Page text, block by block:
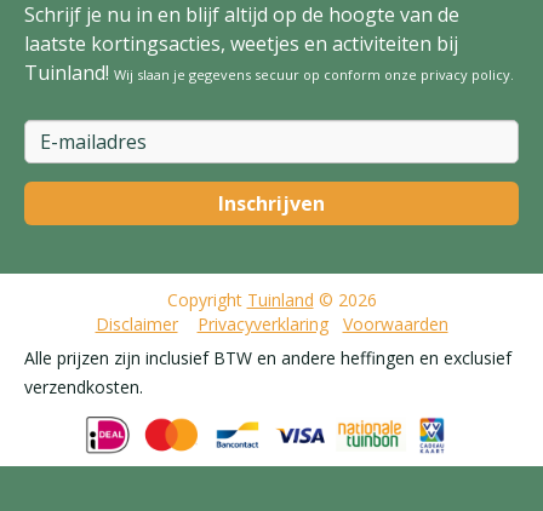
Schrijf je nu in en blijf altijd op de hoogte van de
laatste kortingsacties, weetjes en activiteiten bij
Tuinland! Wij slaan je gegevens secuur op conform onze privacy policy.
Copyright Tuinland © 2026
Disclaimer
Privacyverklaring
Voorwaarden
Alle prijzen zijn inclusief BTW en andere heffingen en exclusief
verzendkosten.